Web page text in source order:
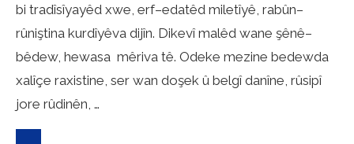
bi tradîsîyayêd xwe, erf–edatêd miletîyê, rabûn–
rûniştina kurdîyêva dijîn. Dikevî malêd wane şênê–
bêdew, hewasa mêriva tê. Odeke mezine bedewda
xalîçe raxistine, ser wan doşek û belgî danîne, rûsipî
jore rûdinên, …